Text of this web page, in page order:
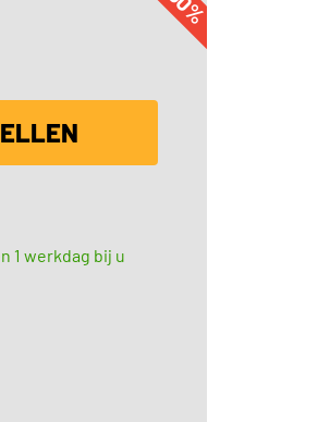
1 werkdag bij u